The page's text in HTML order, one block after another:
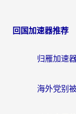
回国加速器推荐